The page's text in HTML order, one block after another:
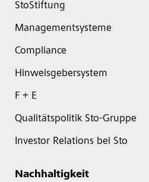
StoStiftung
Managementsysteme
Compliance
Hinweisgebersystem
F + E
Qualitätspolitik Sto-Gruppe
Investor Relations bei Sto
Nachhaltigkeit